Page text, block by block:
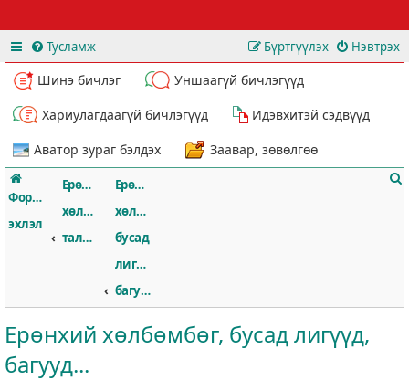
Тусламж Нэвтрэх
Бүртгүүлэх
Шинэ бичлэг
Уншаагүй бичлэгүүд
Хариулагдаагүй бичлэгүүд
Идэвхитэй сэдвүүд
Аватор зураг бэлдэх
Заавар, зөвөлгөө
Форумын
эхлэл
Ерөнхий
хөлбөмбөгийн
талаар
Ерөнхий
хөлбөмбөг,
бусад
лигүүд,
багууд...
Ерөнхий хөлбөмбөг, бусад лигүүд,
багууд...